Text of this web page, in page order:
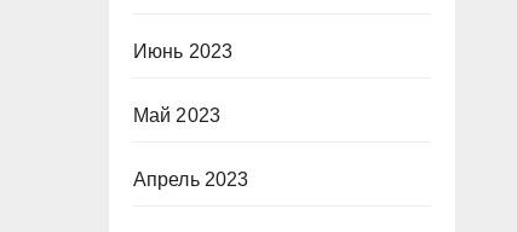
Июнь 2023
Май 2023
Апрель 2023